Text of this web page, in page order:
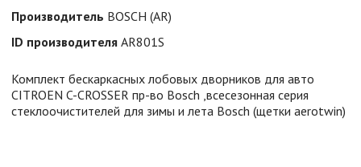
Производитель BOSCH (AR)
ID производителя AR801S
Комплект бескаркасных лобовых дворников для авто
CITROEN C-CROSSER пр-во Bosch ,всесезонная серия
стеклоочистителей для зимы и лета Bosch (щетки aerotwin)